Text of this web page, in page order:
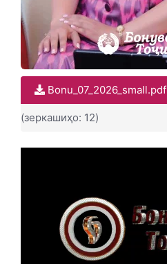
Bonu_07_2026_small.pdf
(зеркашиҳо: 12)